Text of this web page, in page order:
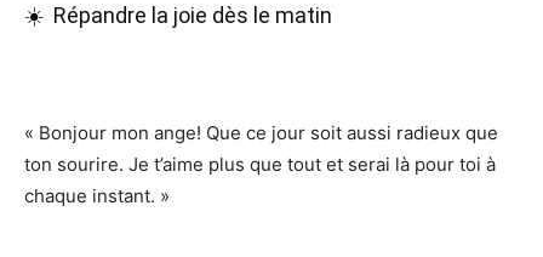
☀️ Répandre la joie dès le matin
« Bonjour mon ange! Que ce jour soit aussi radieux que
ton sourire. Je t’aime plus que tout et serai là pour toi à
chaque instant. »